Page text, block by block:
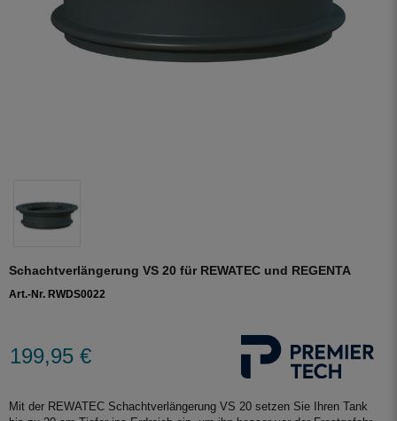
Schachtverlängerung VS 20 für REWATEC und REGENTA
Art.-Nr. RWDS0022
199,95 €
Mit der REWATEC Schachtverlängerung VS 20 setzen Sie Ihren Tank